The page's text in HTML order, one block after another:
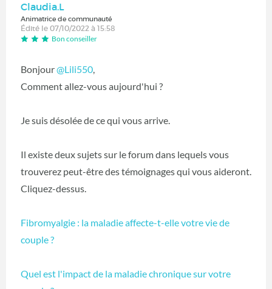
Claudia.L
Animatrice de communauté
Édité le 07/10/2022 à 15:58
Bon conseiller
Bonjour@Lili550,
Comment allez-vous aujourd'hui ?
Je suis désolée de ce qui vous arrive.
Il existe deux sujets sur le forum dans lequels vous
trouverez peut-être des témoignages qui vous aideront.
Cliquez-dessus.
Fibromyalgie : la maladie affecte-t-elle votre vie de
couple ?
Quel est l'impact de la maladie chronique sur votre